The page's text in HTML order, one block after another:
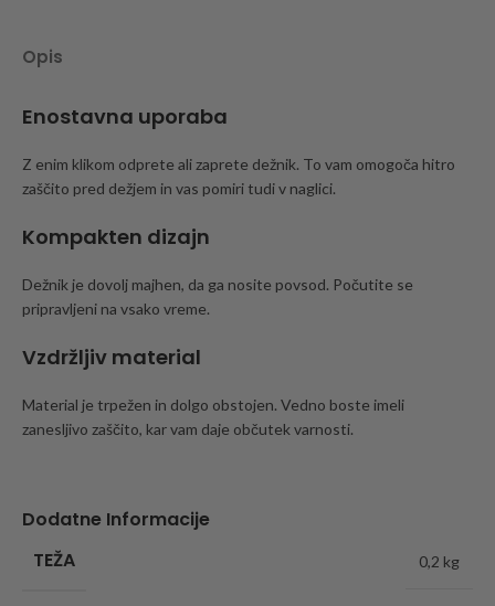
Opis
Enostavna uporaba
Z enim klikom odprete ali zaprete dežnik. To vam omogoča hitro
zaščito pred dežjem in vas pomiri tudi v naglici.
Kompakten dizajn
Dežnik je dovolj majhen, da ga nosite povsod. Počutite se
pripravljeni na vsako vreme.
Vzdržljiv material
Material je trpežen in dolgo obstojen. Vedno boste imeli
zanesljivo zaščito, kar vam daje občutek varnosti.
Dodatne Informacije
TEŽA
0,2 kg